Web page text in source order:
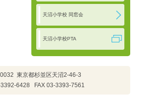
天沼小学校 同窓会
天沼小学校PTA
東京都杉並区天沼2-46-3
6428
FAX 03-3393-7561